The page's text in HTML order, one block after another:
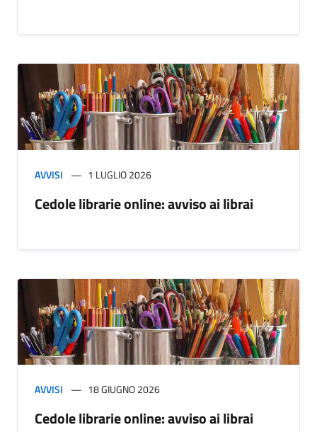
AVVISI 1 LUGLIO 2026
Cedole librarie online: avviso ai librai
AVVISI 18 GIUGNO 2026
Cedole librarie online: avviso ai librai